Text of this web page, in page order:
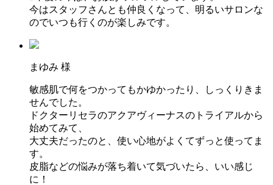
今はスタッフさんとも仲良くなって、明るいサロンな
のでいつも行くのが楽しみです。
まゆみ 様
敏感肌で何をつかってもかゆかったり、しっくりきま
せんでした。
ドクターリセラのアクアヴィーナスのトライアルから
始めてみて、
大丈夫だったのと、使い心地がよくてずっと使ってま
す。
皮脂などの悩みが落ち着いて気づいたら、いい感じ
に！